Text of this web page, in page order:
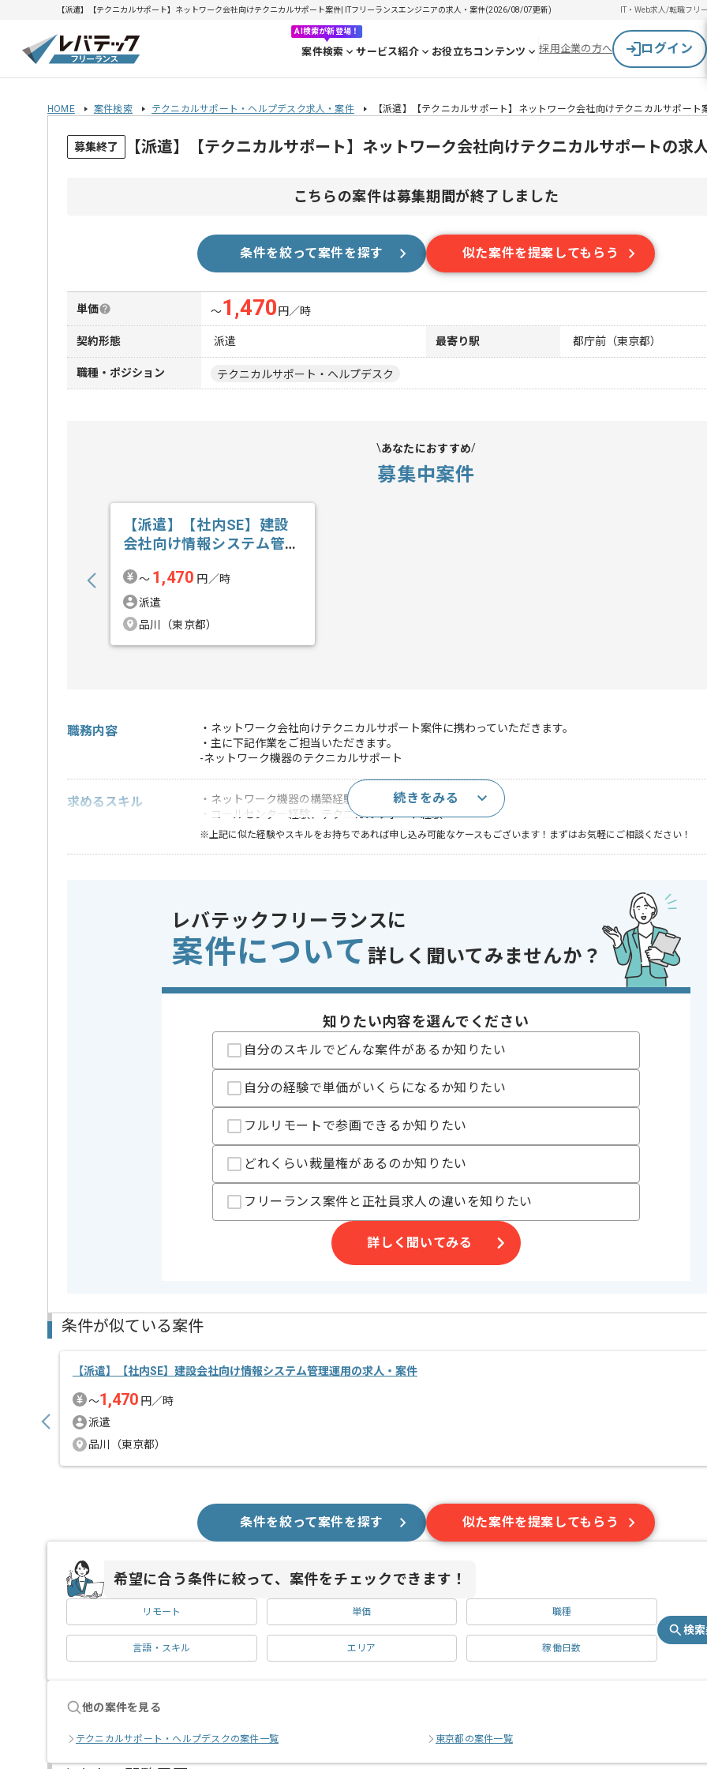
【派遣】【テクニカルサポート】ネットワーク会社向けテクニカルサポート案件| ITフリーランスエンジニアの求人・案件(2026/08/07更新) IT・Web求人/転職フリ
AI検索が新登場！
案件検索 サービス紹介 お役立ちコンテンツ 採用企業の方へ ログイン
HOME 案件検索 テクニカルサポート・ヘルプデスク求人・案件 【派遣】【テクニカルサポート】ネットワーク会社向けテクニカルサポート
募集終了 【派遣】【テクニカルサポート】ネットワーク会社向けテクニカルサポートの求
こちらの案件は募集期間が終了しました
条件を絞って案件を探す 似た案件を提案してもらう
単価 〜1,470 円／時
契約形態 派遣 最寄り駅 都庁前（東京都）
職種・ポジション テクニカルサポート・ヘルプデスク
あなたにおすすめ
募集中案件
【派遣】【社内SE】建設
会社向け情報システム管理
〜 1,470 円／時
派遣
品川（東京都）
職務内容
・ネットワーク会社向けテクニカルサポート案件に携わっていただきます。
・主に下記作業をご担当いただきます。
-ネットワーク機器のテクニカルサポート
求めるスキル
・ネットワーク機器の構築経験
・コールセンター経験、テクニカルサポート経験
※上記に似た経験やスキルをお持ちであれば申し込み可能なケースもございます！まずはお気軽にご相談ください！
システムインテグレーション、セキュリティ対策サービス等
今回はネットワーク会社向けテクニカルサポート案件
テクニカルサポート経験を活かしたい方にお勧めです。
基本的には常駐での作業を見込んでおります。
続きをみる
レバテックフリーランスに
案件について 詳しく聞いてみませんか？
知りたい内容を選んでください
自分のスキルでどんな案件があるか知りたい
自分の経験で単価がいくらになるか知りたい
フルリモートで参画できるか知りたい
どれくらい裁量権があるのか知りたい
フリーランス案件と正社員求人の違いを知りたい
詳しく聞いてみる
条件が似ている案件
【派遣】【社内SE】建設会社向け情報システム管理運用の求人・案件
〜1,470 円／時
派遣
品川（東京都）
条件を絞って案件を探す 似た案件を提案してもらう
希望に合う条件に絞って、案件をチェックできます！
リモート 単価 職種
言語・スキル エリア 稼働日数
検
他の案件を見る
テクニカルサポート・ヘルプデスクの案件一覧 東京都の案件一覧